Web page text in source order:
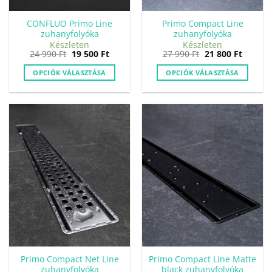
CONFLUO Primo Line
zuhanyfolyóka
Készleten
24 990Ft Original
price
was:
24
990 Ft.
19 500 FtCurrent
price
is:
500 Ft.
OPCIÓK VÁLASZTÁSA
Primo Compact Line
zuhanyfolyóka
Készleten
27 990Ft Original
price
was:
27
990 Ft.
21 800 Ft
price
is:
800 Ft.
OPCIÓK VÁLASZTÁSA
Primo Compact Net Line
zuhanyfolyóka
Primo Compact Line Matte
black zuhanyfolyóka